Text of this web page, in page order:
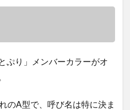
ぷり」メンバーカラーがオ
のA型で、呼び名は特に決ま